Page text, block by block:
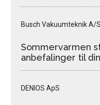
Busch Vakuumteknik A/S
Sommervarmen
anbefalinger til
DENIOS ApS